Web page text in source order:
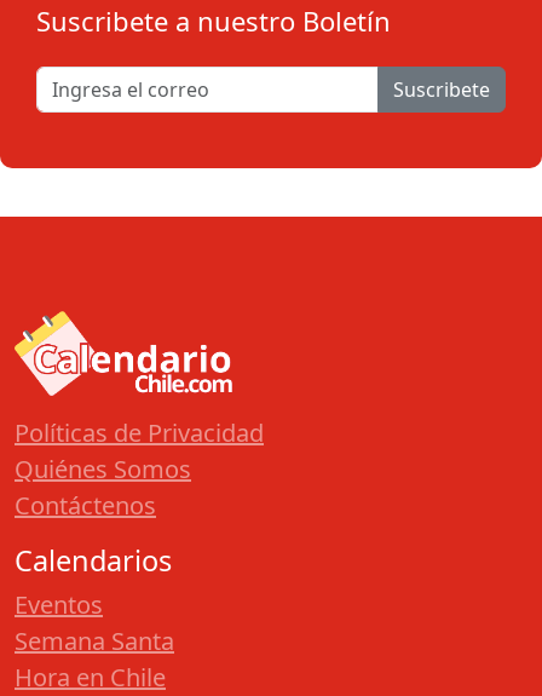
Suscribete a nuestro Boletín
Suscribete
Políticas de Privacidad
Quiénes Somos
Contáctenos
Calendarios
Eventos
Semana Santa
Hora en Chile